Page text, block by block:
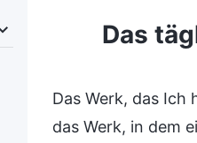
Gottes Disposition und
Das
Das Werk, das Ich
das Werk, in dem